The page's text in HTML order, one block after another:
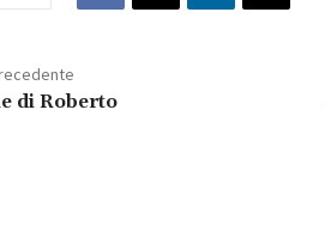
di Roberto